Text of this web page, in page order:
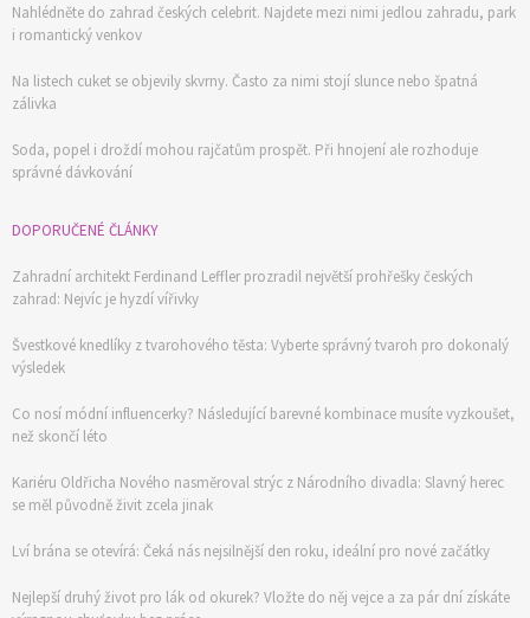
74 Kč
Nahlédněte do zahrad českých celebrit. Najdete mezi nimi jedlou zahradu, park
i romantický venkov
Na listech cuket se objevily skvrny. Často za nimi stojí slunce nebo špatná
zálivka
Soda, popel i droždí mohou rajčatům prospět. Při hnojení ale rozhoduje
správné dávkování
DOPORUČENÉ ČLÁNKY
Zahradní architekt Ferdinand Leffler prozradil největší prohřešky českých
zahrad: Nejvíc je hyzdí vířivky
Švestkové knedlíky z tvarohového těsta: Vyberte správný tvaroh pro dokonalý
výsledek
Co nosí módní influencerky? Následující barevné kombinace musíte vyzkoušet,
než skončí léto
Kariéru Oldřicha Nového nasměroval strýc z Národního divadla: Slavný herec
se měl původně živit zcela jinak
Lví brána se otevírá: Čeká nás nejsilnější den roku, ideální pro nové začátky
Nejlepší druhý život pro lák od okurek? Vložte do něj vejce a za pár dní získáte